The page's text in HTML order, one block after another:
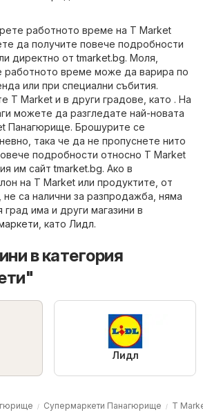
работното време на T Market
да получите повече подробности
директно отtmarket.bg. Моля,
работното време може да варира по
или при специални събития.
T Market и в други градове, като . На
можете да разгледате най-новата
Панагюрище. Брошурите се
така че да не пропуснете нито
подробности относно T Market
им сайтtmarket.bg. Ако в
на T Market или продуктите, от
са налични за разпродажба, няма
има и други магазини в
, като Лидл.
в категория
Лидл
Супермаркети Панагюрище T